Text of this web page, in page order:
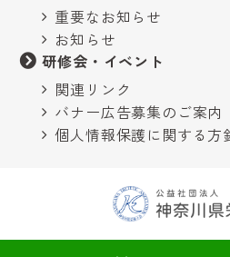
重要なお知らせ
お知らせ
研修会・イベント
関連リンク
バナー広告募集のご案内
個人情報保護に関する方